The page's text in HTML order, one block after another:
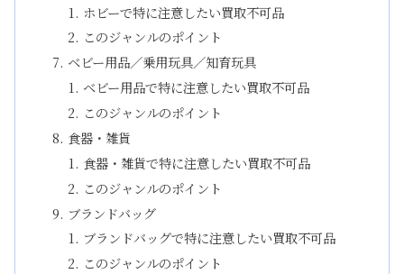
ホビーで特に注意したい買取不可品
このジャンルのポイント
ベビー用品／乗用玩具／知育玩具
ベビー用品で特に注意したい買取不可品
このジャンルのポイント
食器・雑貨
食器・雑貨で特に注意したい買取不可品
このジャンルのポイント
ブランドバッグ
ブランドバッグで特に注意したい買取不可品
このジャンルのポイント